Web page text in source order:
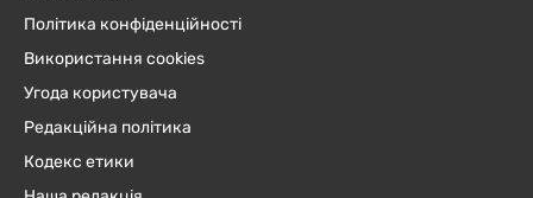
Політика конфіденційності
Використання cookies
Угода користувача
Редакційна політика
Кодекс етики